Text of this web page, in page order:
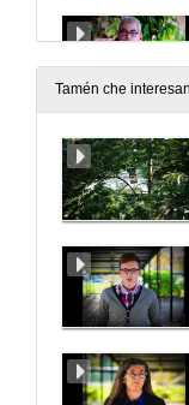
Tamén che interesan